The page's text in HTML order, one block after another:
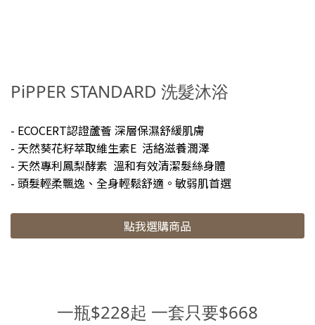
手液(薰衣草) 洗手液質地比較稀，不過洗完很保濕，按壓一次同樣
@lin_dondon_sandyFacebook 搜尋：林咚咚Sandy Lin《林咚咚
分享完整文章》IG貼文👉點此連結FB貼文👉點此連結
PiPPER STANDARD 洗髮沐浴
- ECOCERT認證蘆薈 深層保濕舒緩肌膚
- 天然葵花籽萃取維生素E 活絡滋養潤澤
- 天然專利鳳梨酵素 溫和有效清潔髮絲身體
- 頭髮輕柔飄逸、全身輕鬆舒適。敏弱肌首選
點我選購商品
一瓶$228起 一套只要$668